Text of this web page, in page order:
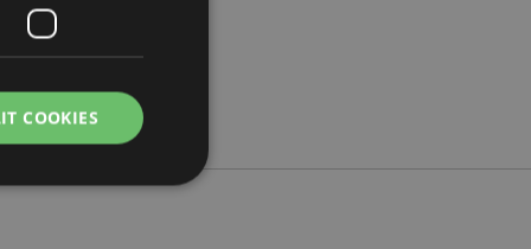
COOKIES